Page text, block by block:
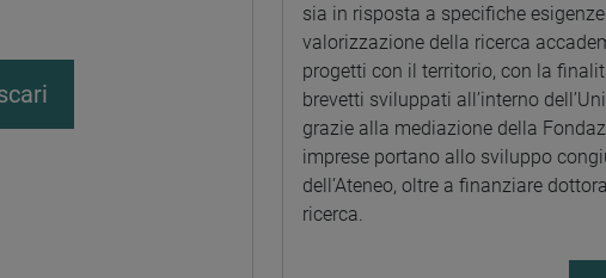
sia in risposta a specifiche
valorizzazione della ricerca
progetti con il territorio, con la
brevetti sviluppati all’interno
grazie alla mediazione della
imprese portano allo sviluppo
dell’Ateneo, oltre a finanziare
ricerca.